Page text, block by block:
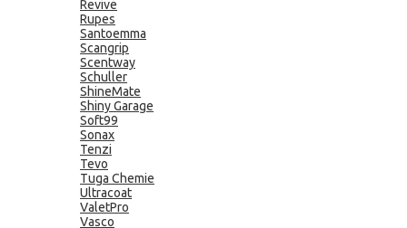
Revive
Rupes
Santoemma
Scangrip
Scentway
Schuller
ShineMate
Shiny Garage
Soft99
Sonax
Tenzi
Tevo
Tuga Chemie
Ultracoat
ValetPro
Vasco